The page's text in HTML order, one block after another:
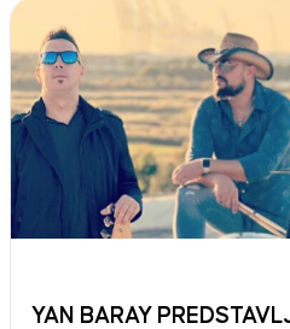
YAN BARAY